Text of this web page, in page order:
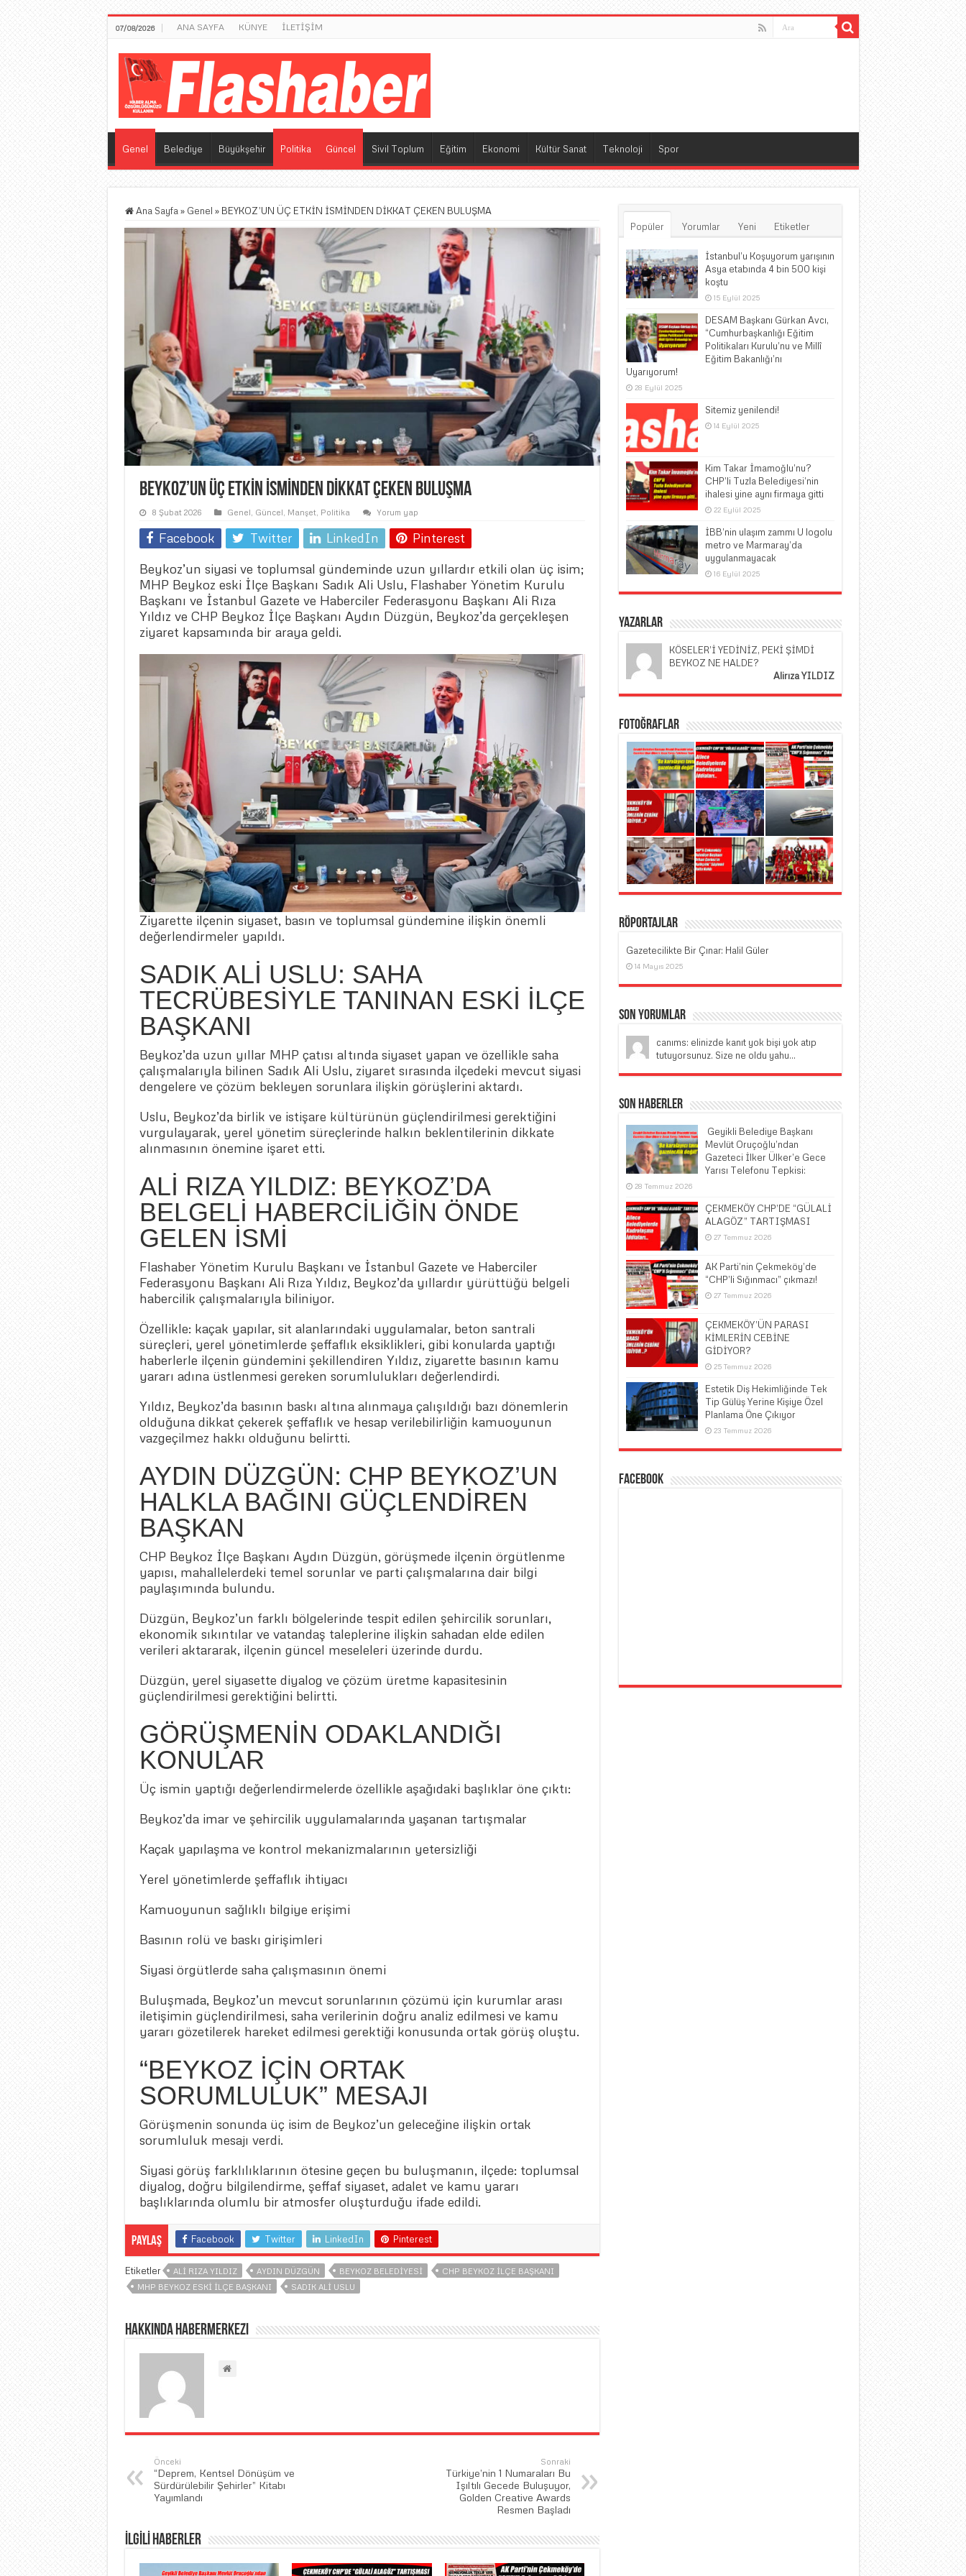
07/08/2026 ANA SAYFA KÜNYE İLETİŞİM
Genel Belediye Büyükşehir Politika Güncel Sivil Toplum Eğitim Ekonomi Kültür Sanat Teknoloji Spor
Ana Sayfa » Genel » BEYKOZ’UN ÜÇ ETKİN İSMİNDEN DİKKAT ÇEKEN BULUŞMA
BEYKOZ’UN ÜÇ ETKİN İSMİNDEN DİKKAT ÇEKEN BULUŞMA
8 Şubat 2026 Genel Güncel Manşet, Politika Yorum yap
Facebook Twitter LinkedIn
Pinterest
Beykoz’un siyasi ve toplumsal gündeminde uzun yıllardır etkili olan üç isim;
MHP Beykoz eski İlçe Başkanı Sadık Ali Uslu, Flashaber Yönetim Kurulu
Başkanı ve İstanbul Gazete ve Haberciler Federasyonu Başkanı Ali Rıza
Yıldız ve CHP Beykoz İlçe Başkanı Aydın Düzgün, Beykoz’da gerçekleşen
ziyaret kapsamında bir araya geldi.
Ziyarette ilçenin siyaset, basın ve toplumsal gündemine ilişkin önemli
değerlendirmeler yapıldı.
SADIK ALİ USLU: SAHA
TECRÜBESİYLE TANINAN ESKİ İLÇE
BAŞKANI
Beykoz’da uzun yıllar MHP çatısı altında siyaset yapan ve özellikle saha
çalışmalarıyla bilinen Sadık Ali Uslu, ziyaret sırasında ilçedeki mevcut siyasi
dengelere ve çözüm bekleyen sorunlara ilişkin görüşlerini aktardı.
Uslu, Beykoz’da birlik ve istişare kültürünün güçlendirilmesi gerektiğini
vurgulayarak, yerel yönetim süreçlerinde halkın beklentilerinin dikkate
alınmasının önemine işaret etti.
ALİ RIZA YILDIZ: BEYKOZ’DA
BELGELİ HABERCİLİĞİN ÖNDE
GELEN İSMİ
Flashaber Yönetim Kurulu Başkanı ve İstanbul Gazete ve Haberciler
Federasyonu Başkanı Ali Rıza Yıldız, Beykoz’da yıllardır yürüttüğü belgeli
habercilik çalışmalarıyla biliniyor.
Özellikle: kaçak yapılar, sit alanlarındaki uygulamalar, beton santrali
süreçleri, yerel yönetimlerde şeffaflık eksiklikleri, gibi konularda yaptığı
haberlerle ilçenin gündemini şekillendiren Yıldız, ziyarette basının kamu
yararı adına üstlenmesi gereken sorumlulukları değerlendirdi.
Yıldız, Beykoz’da basının baskı altına alınmaya çalışıldığı bazı dönemlerin
olduğuna dikkat çekerek şeffaflık ve hesap verilebilirliğin kamuoyunun
vazgeçilmez hakkı olduğunu belirtti.
AYDIN DÜZGÜN: CHP BEYKOZ’UN
HALKLA BAĞINI GÜÇLENDİREN
BAŞKAN
CHP Beykoz İlçe Başkanı Aydın Düzgün, görüşmede ilçenin örgütlenme
yapısı, mahallelerdeki temel sorunlar ve parti çalışmalarına dair bilgi
paylaşımında bulundu.
Düzgün, Beykoz’un farklı bölgelerinde tespit edilen şehircilik sorunları,
ekonomik sıkıntılar ve vatandaş taleplerine ilişkin sahadan elde edilen
verileri aktararak, ilçenin güncel meseleleri üzerinde durdu.
Düzgün, yerel siyasette diyalog ve çözüm üretme kapasitesinin
güçlendirilmesi gerektiğini belirtti.
GÖRÜŞMENİN ODAKLANDIĞI
KONULAR
Üç ismin yaptığı değerlendirmelerde özellikle aşağıdaki başlıklar öne çıktı:
Beykoz’da imar ve şehircilik uygulamalarında yaşanan tartışmalar
Kaçak yapılaşma ve kontrol mekanizmalarının yetersizliği
Yerel yönetimlerde şeffaflık ihtiyacı
Kamuoyunun sağlıklı bilgiye erişimi
Basının rolü ve baskı girişimleri
Siyasi örgütlerde saha çalışmasının önemi
Buluşmada, Beykoz’un mevcut sorunlarının çözümü için kurumlar arası
iletişimin güçlendirilmesi, saha verilerinin doğru analiz edilmesi ve kamu
yararı gözetilerek hareket edilmesi gerektiği konusunda ortak görüş oluştu.
“BEYKOZ İÇİN ORTAK
SORUMLULUK” MESAJI
Görüşmenin sonunda üç isim de Beykoz’un geleceğine ilişkin ortak
sorumluluk mesajı verdi.
Siyasi görüş farklılıklarının ötesine geçen bu buluşmanın, ilçede: toplumsal
diyalog, doğru bilgilendirme, şeffaf siyaset, adalet ve kamu yararı
başlıklarında olumlu bir atmosfer oluşturduğu ifade edildi.
Paylaş Facebook Twitter LinkedIn Pinterest
Etiketler ALI RIZA YILDIZ AYDIN DÜZGÜN BEYKOZ BELEDIYESI
CHP BEYKOZ İLÇE BAŞKANI
MHP BEYKOZ ESKI İLÇE BAŞKANI
SADIK ALI USLU
Hakkında habermerkezi
Önceki
“Deprem, Kentsel Dönüşüm ve
Sürdürülebilir Şehirler” Kitabı
Yayımlandı
Sonraki
Türkiye’nin 1 Numaraları Bu
Işıltılı Gecede Buluşuyor,
Golden Creative Awards
Resmen Başladı
İLGİLİ HABERLER
Popüler Yorumlar Yeni Etiketler
İstanbul’u Koşuyorum yarışının
Asya etabında 4 bin 500 kişi
koştu
15 Eylül 2025
DESAM Başkanı Gürkan Avcı,
“Cumhurbaşkanlığı Eğitim
Politikaları Kurulu’nu ve Millî
Eğitim Bakanlığı’nı
Uyarıyorum!
28 Eylül 2025
Sitemiz yenilendi!
14 Eylül 2025
Kim Takar İmamoğlu’nu?
CHP’li Tuzla Belediyesi’nin
ihalesi yine aynı firmaya gitti
22 Eylül 2025
İBB’nin ulaşım zammı U logolu
metro ve Marmaray’da
uygulanmayacak
16 Eylül 2025
Yazarlar
KÖSELER’İ YEDİNİZ, PEKİ ŞİMDİ
BEYKOZ NE HALDE?
Alirıza YILDIZ
Fotoğraflar
Röportajlar
Gazetecilikte Bir Çınar: Halil Güler
14 Mayıs 2025
Son Yorumlar
canıms: elinizde kanıt yok bişi yok atıp
tutuyorsunuz. Size ne oldu yahu...
Son Haberler
​ Geyikli Belediye Başkanı
Mevlüt Oruçoğlu’ndan
Gazeteci İlker Ülker’e Gece
Yarısı Telefonu Tepkisi:
28 Temmuz 2026
ÇEKMEKÖY CHP’DE “GÜLALİ
ALAGÖZ” TARTIŞMASI
27 Temmuz 2026
AK Parti’nin Çekmeköy’de
“CHP’li Sığınmacı” çıkmazı!
27 Temmuz 2026
ÇEKMEKÖY’ÜN PARASI
KİMLERİN CEBİNE
GİDİYOR?
25 Temmuz 2026
Estetik Diş Hekimliğinde Tek
Tip Gülüş Yerine Kişiye Özel
Planlama Öne Çıkıyor
23 Temmuz 2026
Facebook